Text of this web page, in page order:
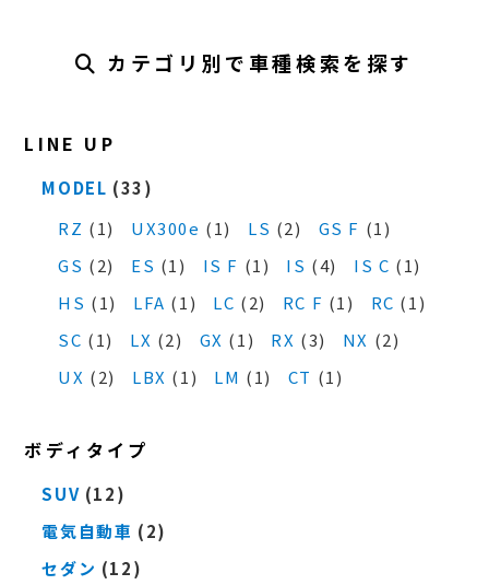
カテゴリ別で車種検索を探す
LINE UP
MODEL (33)
RZ (1) UX300e (1) LS (2) GS F (1)
GS (2) ES (1) IS F (1) IS (4) IS C (1)
HS (1) LFA (1) LC (2) RC F (1) RC (1)
SC (1) LX (2) GX (1) RX (3) NX (2)
UX (2) LBX (1) LM (1) CT (1)
ボディタイプ
SUV (12)
電気自動車 (2)
セダン (12)